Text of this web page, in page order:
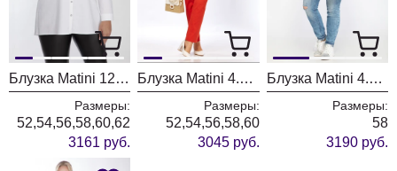
Блузка Matini 1208 белый
Размеры:
52,54,56,58,60,62
3161 руб.
Блузка Matini 4.1530
Размеры:
52,54,56,58,60
3045 руб.
Блузка Matini 4.1272
Размеры:
58
3190 руб.